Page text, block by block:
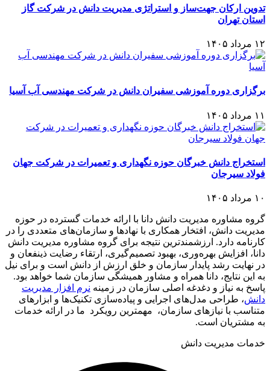
تدوین ارکان جهت‌ساز و استراتژی مدیریت دانش در شرکت گاز
استان تهران
۱۲ مرداد ۱۴۰۵
برگزاری دوره آموزشی سفیران دانش در شرکت مهندسی آب آسیا
۱۱ مرداد ۱۴۰۵
استخراج دانش خبرگان حوزه نگهداری و تعمیرات در شرکت جهان
فولاد سیرجان
۱۰ مرداد ۱۴۰۵
گروه مشاوره مدیریت دانش دانا با ارائه خدمات گسترده در حوزه
مدیریت دانش، افتخار همکاری با نهادها و سازمان‌های متعددی را در
کارنامه دارد. ارزشمندترین نتیجه برای گروه مشاوره مدیریت دانش
دانا، افزایش بهره‌وری، بهبود تصمیم‌گیری، ارتقاء رضایت ذینفعان و
در نهایت رشد پایدار سازمان و خلق ارزش از دانش است و برای نیل
به این نتایج، دانا همراه و مشاور همیشگی سازمان شما خواهد بود.
پاسخ به نیاز و دغدغه اصلی سازمان در زمینه نرم افزار مدیریت
دانش، طراحی مدل‌های اجرایی و پیاده‌سازی تکنیک‌ها و ابزارهای
متناسب با نیازهای سازمان، مهمترین رویکرد ما در ارائه خدمات
به مشتریان است.
خدمات مدیریت دانش